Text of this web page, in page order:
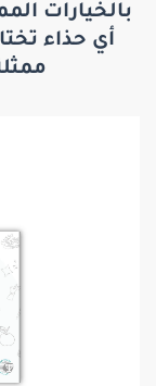
بالخيارات
أي حذاء